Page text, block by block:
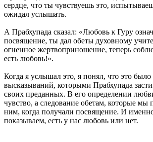
сердце, что ты чувствуешь это,
ожидал услышать.
А Прабхупада сказал: «Любовь к Гуру
посвящение, ты дал обеты духовному
огненное жертвоприношение, теперь
есть любовь!».
Когда я услышал это, я понял, что это было
высказываний, которыми Прабхупада
своих преданных. В его определении
чувство, а следование обетам, которые мы
ним, когда получали посвящение. И
показываем, есть у нас любовь или нет.